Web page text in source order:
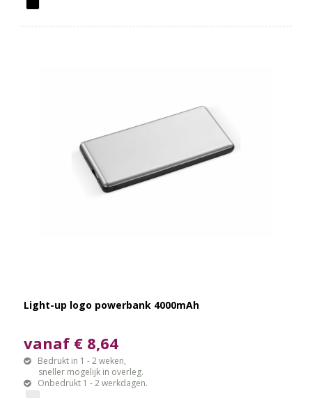
Light-up logo powerbank 4000mAh
vanaf € 8,64
Bedrukt in 1 - 2 weken,
sneller mogelijk in overleg.
Onbedrukt 1 - 2 werkdagen.